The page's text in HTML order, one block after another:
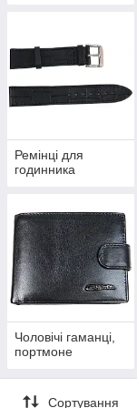
Ремінці для
годинника
Чоловічі гаманці,
портмоне
Сортування